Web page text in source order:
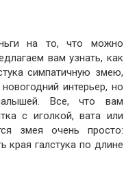
на то, что можно
вам узнать, как
симпатичную змею,
интерьер, но
Все, что вам
с иголкой, вата или
змея очень просто:
края галстука по длине